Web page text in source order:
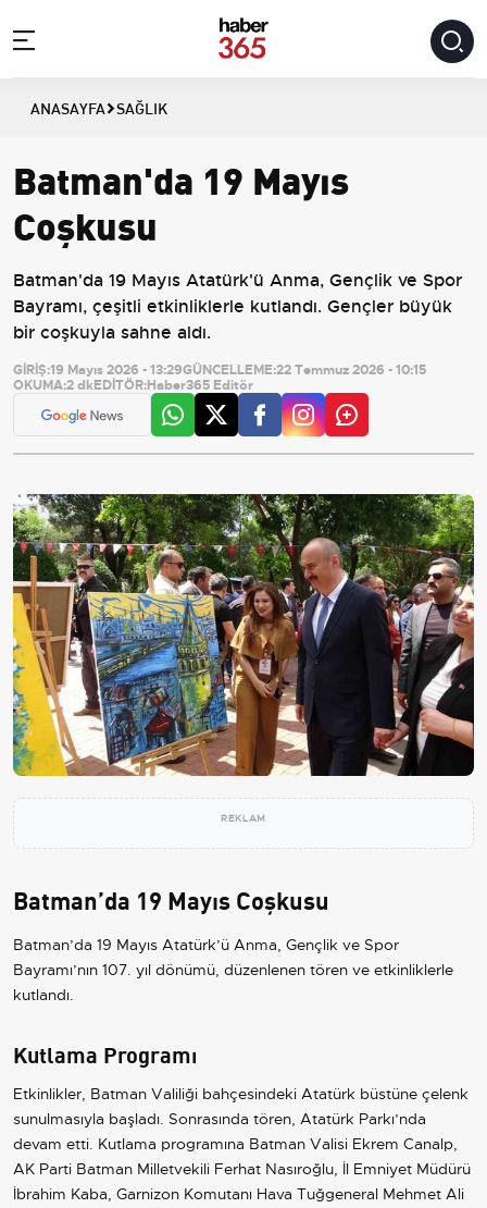
ANASAYFA SAĞLIK
Batman'da 19 Mayıs
Coşkusu
Batman'da 19 Mayıs Atatürk'ü Anma, Gençlik ve Spor
Bayramı, çeşitli etkinliklerle kutlandı. Gençler büyük
bir coşkuyla sahne aldı.
GİRİŞ:19 Mayıs 2026 - 13:29GÜNCELLEME:22 Temmuz 2026 - 10:15
OKUMA:2 dkEDİTÖR:Haber365 Editör
REKLAM
Batman’da 19 Mayıs Coşkusu
Batman’da 19 Mayıs Atatürk’ü Anma, Gençlik ve Spor
Bayramı’nın 107. yıl dönümü, düzenlenen tören ve etkinliklerle
kutlandı.
Kutlama Programı
Etkinlikler, Batman Valiliği bahçesindeki Atatürk büstüne çelenk
sunulmasıyla başladı. Sonrasında tören, Atatürk Parkı’nda
devam etti. Kutlama programına Batman Valisi Ekrem Canalp,
AK Parti Batman Milletvekili Ferhat Nasıroğlu, İl Emniyet Müdürü
İbrahim Kaba, Garnizon Komutanı Hava Tuğgeneral Mehmet Ali